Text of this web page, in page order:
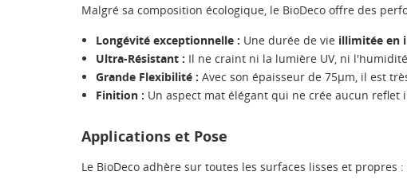
Malgré sa composition écologique, le BioDeco offre des
Longévité exceptionnelle : Une durée de vie illimitée en
Ultra-Résistant : Il ne craint ni la lumière UV, ni
Grande Flexibilité : Avec son épaisseur de 75µm, il est
Finition : Un aspect mat élégant qui ne crée aucun reflet
Applications et Pose
Le BioDeco adhère sur toutes les surfaces lisses et